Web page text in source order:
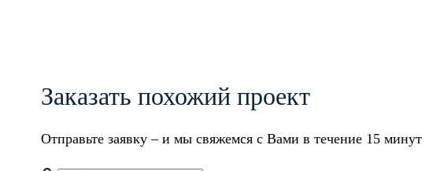
Заказать похожий проект
Отправьте заявку – и мы свяжемся с Вами в течение 15 минут